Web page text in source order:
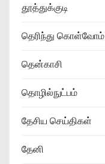
தூத்துக்குடி
தெரிந்து கொள்வோம்
தென்காசி
தொழில்நுட்பம்
தேசிய செய்திகள்
தேனி